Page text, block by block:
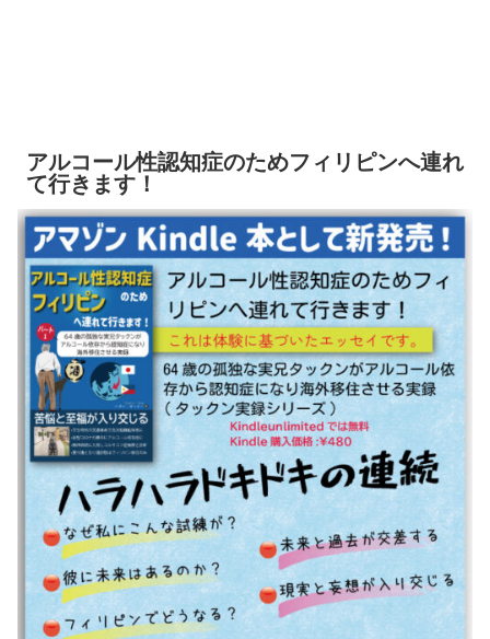
アルコール性認知症のためフィリピンへ連れ
て行きます！